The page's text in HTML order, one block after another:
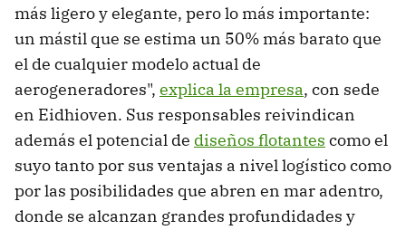
más ligero y elegante, pero lo más importante:
un mástil que se estima un 50% más barato que
el de cualquier modelo actual de
aerogeneradores", explica la empresa, con sede
en Eidhioven. Sus responsables reivindican
además el potencial de diseños flotantes como el
suyo tanto por sus ventajas a nivel logístico como
por las posibilidades que abren en mar adentro,
donde se alcanzan grandes profundidades y